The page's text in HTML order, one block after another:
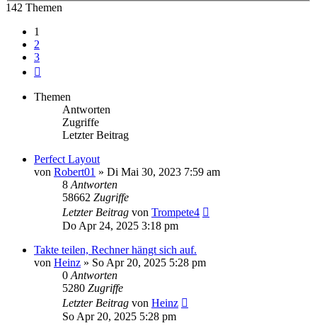
142 Themen
1
2
3
Themen
Antworten
Zugriffe
Letzter Beitrag
Perfect Layout
von Robert01 » Di Mai 30, 2023 7:59 am
8 Antworten
58662 Zugriffe
Letzter Beitrag von Trompete4
Do Apr 24, 2025 3:18 pm
Takte teilen, Rechner hängt sich auf.
von Heinz » So Apr 20, 2025 5:28 pm
0 Antworten
5280 Zugriffe
Letzter Beitrag von Heinz
So Apr 20, 2025 5:28 pm